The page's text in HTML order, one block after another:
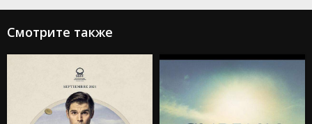
Смотрите также